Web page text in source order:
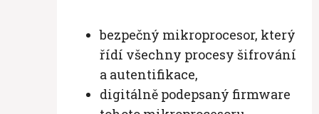
bezpečný mikroprocesor, který
řídí všechny procesy šifrování
a autentifikace,
digitálně podepsaný firmware